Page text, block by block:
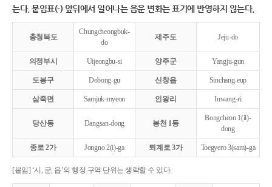
는다. 붙임표(-) 앞뒤에서 일어나는 음운 변화는 표기에 반영하지 않는다.
충청북도
Chungcheongbuk-
do
제주도 Jeju-do
의정부시 Uijeongbu-si 양주군 Yangju-gun
도봉구 Dobong-gu 신창읍 Sinchang-eup
삼죽면 Samjuk-myeon 인왕리 Inwang-ri
당산동 Dangsan-dong 봉천 1동
Bongcheon 1(il)-
dong
종로 2가 Jongno 2(i)-ga 퇴계로 3가 Toegyero 3(sam)-ga
[붙임] ‘시, 군, 읍’의 행정 구역 단위는 생략할 수 있다.